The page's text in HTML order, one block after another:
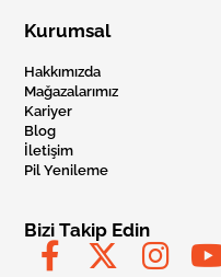
Kurumsal
Hakkımızda
Mağazalarımız
Kariyer
Blog
İletişim
Pil Yenileme
Bizi Takip Edin